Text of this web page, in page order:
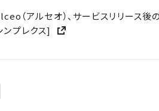
（アルセオ）、サービスリリース
プレクス]